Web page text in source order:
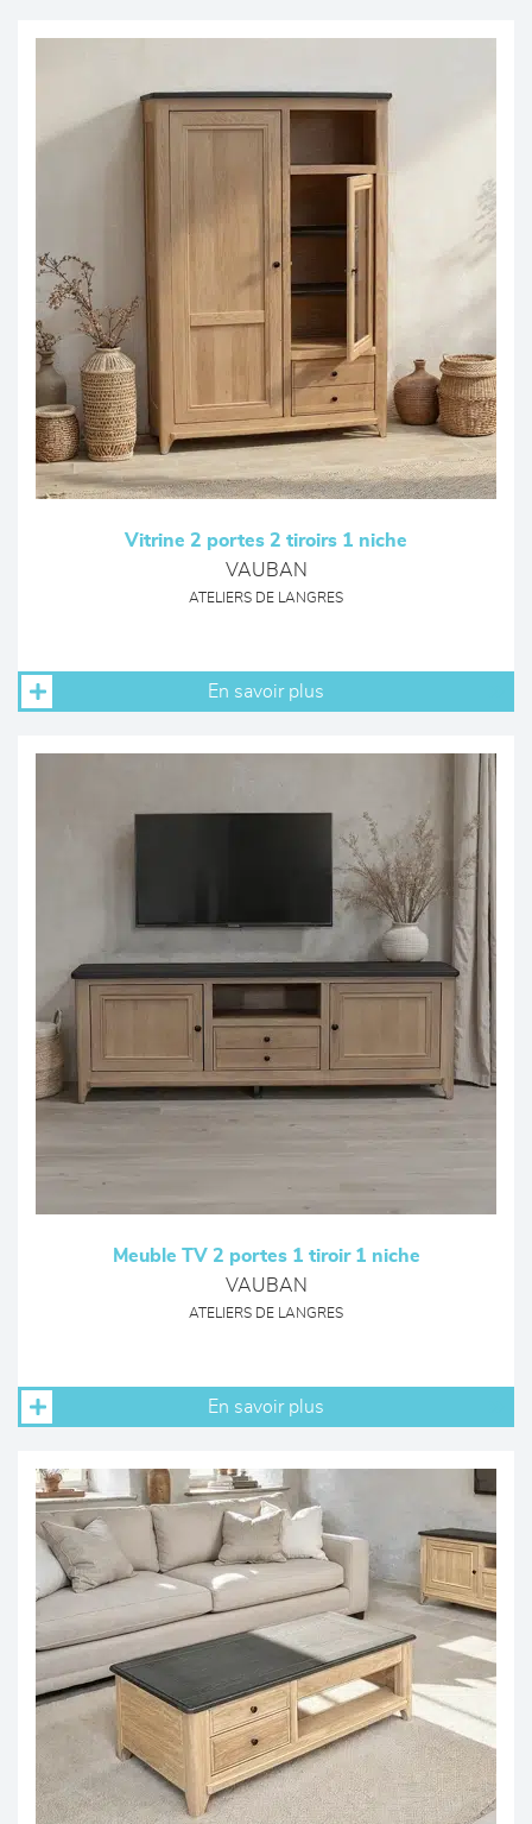
Vitrine 2 portes 2 tiroirs 1 niche
VAUBAN
ATELIERS DE LANGRES
En savoir plus
Meuble TV 2 portes 1 tiroir 1 niche
VAUBAN
ATELIERS DE LANGRES
En savoir plus